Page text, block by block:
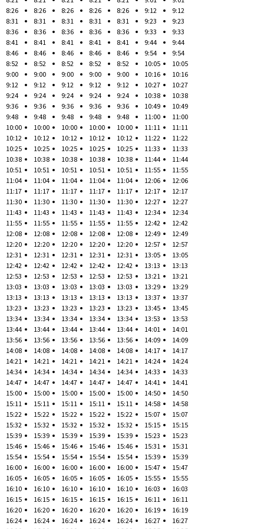
8:26
8:31
8:36
8:41
8:46
8:52
9:00
9:12
9:24
9:36
9:48
10:00
10:12
10:25
10:38
10:51
11:04
11:17
11:30
11:43
11:55
12:08
12:20
12:31
12:42
12:53
13:03
13:13
13:23
13:34
13:44
13:56
14:08
14:21
14:34
14:47
15:00
15:11
15:22
15:32
15:39
15:46
15:54
16:00
16:05
16:10
16:15
16:20
16:24
8:26
8:31
8:36
8:41
8:46
8:52
9:00
9:12
9:24
9:36
9:48
10:00
10:12
10:25
10:38
10:51
11:04
11:17
11:30
11:43
11:55
12:08
12:20
12:31
12:42
12:53
13:03
13:13
13:23
13:34
13:44
13:56
14:08
14:21
14:34
14:47
15:00
15:11
15:22
15:32
15:39
15:46
15:54
16:00
16:05
16:10
16:15
16:20
16:24
8:26
8:31
8:36
8:41
8:46
8:52
9:00
9:12
9:24
9:36
9:48
10:00
10:12
10:25
10:38
10:51
11:04
11:17
11:30
11:43
11:55
12:08
12:20
12:31
12:42
12:53
13:03
13:13
13:23
13:34
13:44
13:56
14:08
14:21
14:34
14:47
15:00
15:11
15:22
15:32
15:39
15:46
15:54
16:00
16:05
16:10
16:15
16:20
16:24
8:26
8:31
8:36
8:41
8:46
8:52
9:00
9:12
9:24
9:36
9:48
10:00
10:12
10:25
10:38
10:51
11:04
11:17
11:30
11:43
11:55
12:08
12:20
12:31
12:42
12:53
13:03
13:13
13:23
13:34
13:44
13:56
14:08
14:21
14:34
14:47
15:00
15:11
15:22
15:32
15:39
15:46
15:54
16:00
16:05
16:10
16:15
16:20
16:24
8:26
8:31
8:36
8:41
8:46
8:52
9:00
9:12
9:24
9:36
9:48
10:00
10:12
10:25
10:38
10:51
11:04
11:17
11:30
11:43
11:55
12:08
12:20
12:31
12:42
12:53
13:03
13:13
13:23
13:34
13:44
13:56
14:08
14:21
14:34
14:47
15:00
15:11
15:22
15:32
15:39
15:46
15:54
16:00
16:05
16:10
16:15
16:20
16:24
9:12
9:23
9:33
9:44
9:54
10:05
10:16
10:27
10:38
10:49
11:00
11:11
11:22
11:33
11:44
11:55
12:06
12:17
12:27
12:34
12:42
12:49
12:57
13:05
13:13
13:21
13:29
13:37
13:45
13:53
14:01
14:09
14:17
14:24
14:33
14:41
14:50
14:58
15:07
15:15
15:23
15:31
15:39
15:47
15:55
16:03
16:11
16:19
16:27
9:12
9:23
9:33
9:44
9:54
10:05
10:16
10:27
10:38
10:49
11:00
11:11
11:22
11:33
11:44
11:55
12:06
12:17
12:27
12:34
12:42
12:49
12:57
13:05
13:13
13:21
13:29
13:37
13:45
13:53
14:01
14:09
14:17
14:24
14:33
14:41
14:50
14:58
15:07
15:15
15:23
15:31
15:39
15:47
15:55
16:03
16:11
16:19
16:27